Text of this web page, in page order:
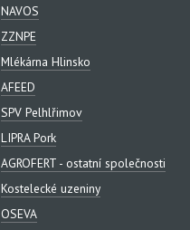
NAVOS
ZZNPE
Mlékárna Hlinsko
AFEED
SPV Pelhlřimov
LIPRA Pork
AGROFERT - ostatní společnosti
Kostelecké uzeniny
OSEVA